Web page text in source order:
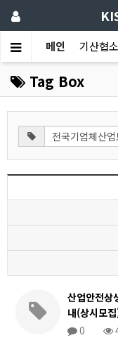
메인 기산협
Tag Box
산업안전상
내(상시모
0